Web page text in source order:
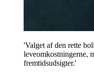
'Valget af den rette
leveomkostningerne,
fremtidsudsigter.'